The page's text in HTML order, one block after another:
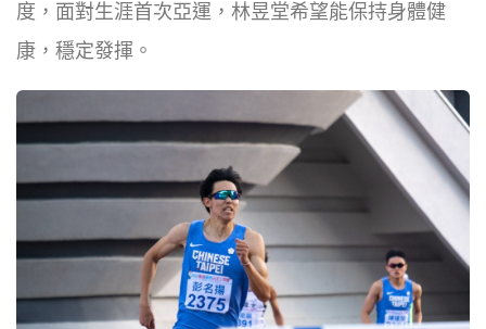
度，面對生涯首次亞運，林昱堂希望能保持身體健
康，穩定發揮。